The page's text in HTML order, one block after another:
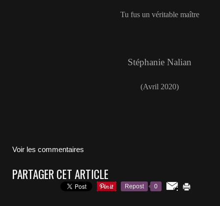
Tu fus un véritable maître
Stéphanie Nalian
(Avril 2020)
Voir les commentaires
PARTAGER CET ARTICLE
Repost 0